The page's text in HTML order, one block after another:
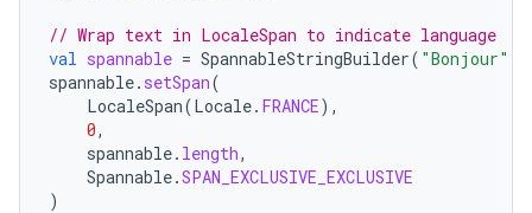
// Wrap text in LocaleSpan to indicate language
val spannable = SpannableStringBuilder( "Bonjour"
spannable. setSpan(
LocaleSpan(Locale. FRANCE),
0,
spannable. length,
Spannable.SPAN_EXCLUSIVE_EXCLUSIVE
)